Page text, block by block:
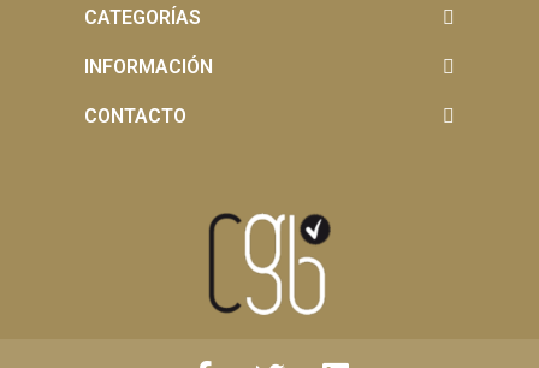
CATEGORÍAS
INFORMACIÓN
CONTACTO